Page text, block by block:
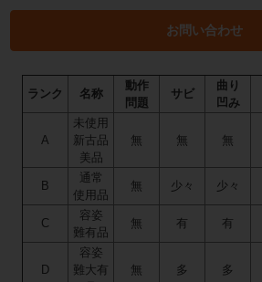
お問い合わせ
ランク 名称
動作
問題
サビ
曲り
凹み
A
未使用
新古品
美品
無 無 無
B
通常
使用品
無 少々 少々
C
容姿
難有品
無 有 有
D
容姿
難大有
無 多 多